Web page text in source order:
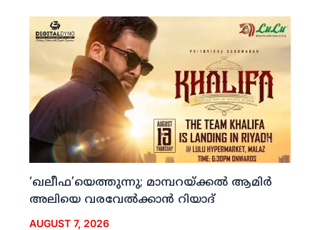
‘ഖലീഫ’യെത്തുന്നു; മാമ്പറയ്ക്കല്‍ ആമിര്‍
അലിയെ വരവേല്‍ക്കാന്‍ റിയാദ്
AUGUST 7, 2026